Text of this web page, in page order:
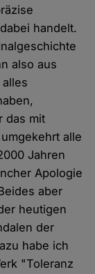
handelt.
also aus
das mit
alle
Jahren
Apologie
aber
heutigen
der
habe ich
"Toleranz